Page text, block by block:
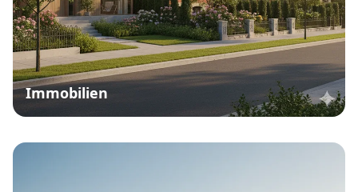
Immobilien